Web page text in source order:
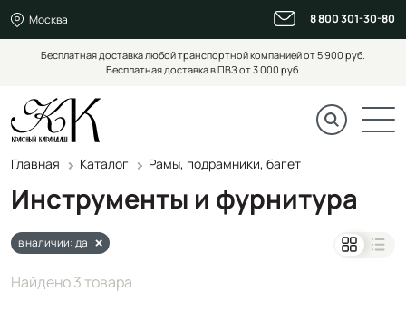
Москва 8 800 301-30-80
Бесплатная доставка любой транспортной компанией от 5 900 руб.
Бесплатная доставка в ПВЗ от 3 000 руб.
Главная Каталог Рамы, подрамники, багет
Инструменты и фурнитура
в наличии: да
Найдено 3 товара